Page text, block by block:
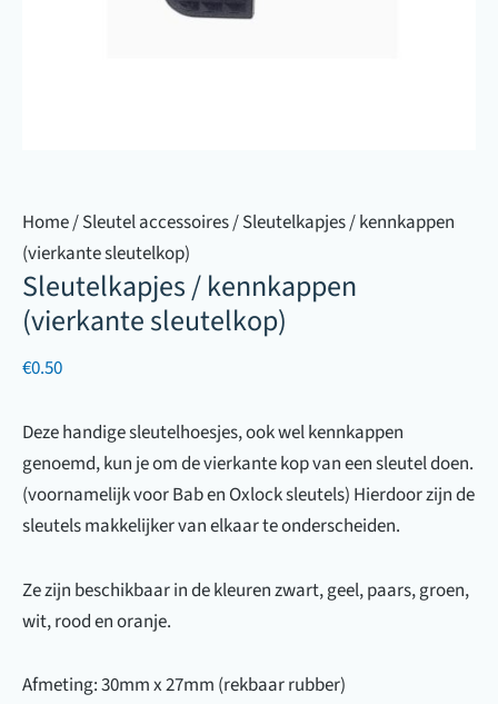
Home/Sleutel accessoires/ Sleutelkapjes / kennkappen
(vierkante sleutelkop)
Sleutelkapjes / kennkappen
(vierkante sleutelkop)
€0.50
Deze handige sleutelhoesjes, ook wel kennkappen
genoemd, kun je om de vierkante kop van een sleutel doen.
(voornamelijk voor Bab en Oxlock sleutels) Hierdoor zijn de
sleutels makkelijker van elkaar te onderscheiden.
Ze zijn beschikbaar in de kleuren zwart, geel, paars, groen,
wit, rood en oranje.
Afmeting: 30mm x 27mm (rekbaar rubber)